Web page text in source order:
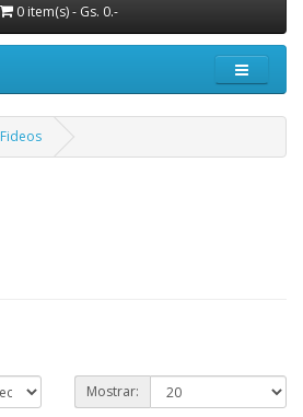
0 item(s) - Gs. 0.-
Fideos
Mostrar: